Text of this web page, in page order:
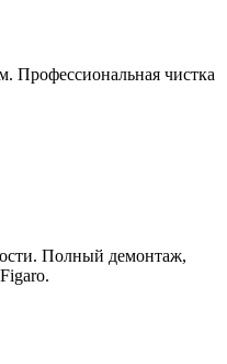
Профессиональная чистка
Полный демонтаж,